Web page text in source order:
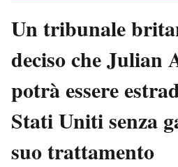
Italia
Politica
Tecnologia
Scienza
Cultura
Un tribunale
deciso che Julian
potrà essere
Stati Uniti senza
suo trattamento